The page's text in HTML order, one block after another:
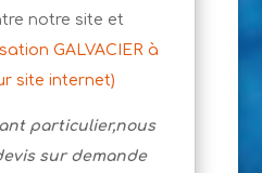
notre site et
GALVACIER à
site internet)
particulier,nous
sur demande